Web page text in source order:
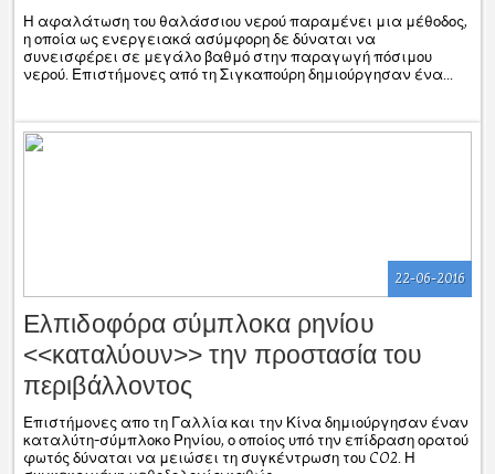
Η αφαλάτωση του θαλάσσιου νερού παραμένει μια μέθοδος,
η οποία ως ενεργειακά ασύμφορη δε δύναται να
συνεισφέρει σε μεγάλο βαθμό στην παραγωγή πόσιμου
νερού. Επιστήμονες από τη Σιγκαπούρη δημιούργησαν ένα...
22-06-2016
Ελπιδοφόρα σύμπλοκα ρηνίου
<<καταλύουν>> την προστασία του
περιβάλλοντος
Επιστήμονες απο τη Γαλλία και την Κίνα δημιούργησαν έναν
καταλύτη-σύμπλοκο Ρηνίου, ο οποίος υπό την επίδραση ορατού
φωτός δύναται να μειώσει τη συγκέντρωση του CO2. Η